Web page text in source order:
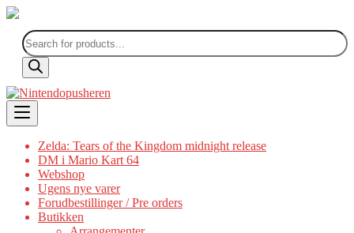
Products
search
Skip
to
content
Zelda: Tears of the Kingdom midnight release
DM i Mario Kart 64
Webshop
Ugens nye varer
Forudbestillinger / Pre orders
Butikken